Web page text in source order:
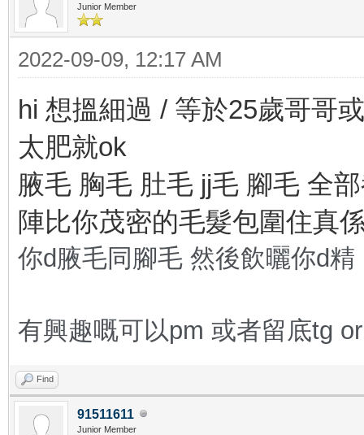
Junior Member
2022-09-09, 12:17 AM
hi 想搵細過 / 等於25歲哥哥
太肥就ok
腋毛 胸毛 肚毛 jj毛 腳毛 全
陣比你茂密的毛髮包圍住真
你d腋毛同腳毛 然後飲曬你d精
有興趣嘅可以pm 或者留底tg
Find
91511611
Junior Member